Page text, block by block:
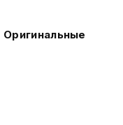
Оригинальные